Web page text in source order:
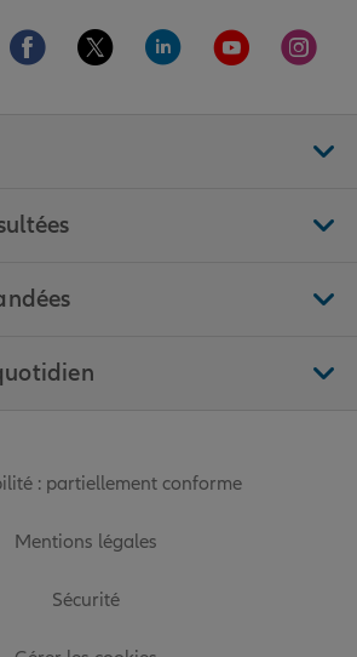
Aller sur la page Facebook de Allianz
Aller sur la page Twitter de
Aller sur la page
Aller sur la
Aller
: partiellement conforme
Mentions légales
Sécurité